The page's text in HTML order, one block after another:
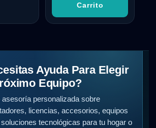
Carrito
Ayuda Para Elegir
Equipo?
asesoría personalizada sobre
licencias, accesorios, equipos
tecnológicas para tu hogar o